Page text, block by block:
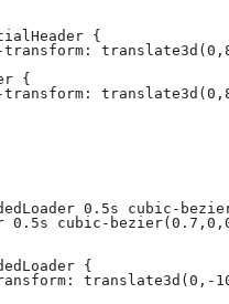
{
{
0.5s cubic-
0.5s cubic-
{
translate3d(0,-